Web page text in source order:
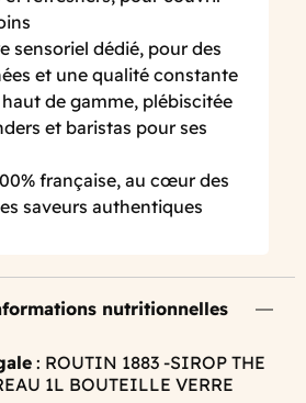
sensoriel dédié, pour des
et une qualité constante
haut de gamme, plébiscitée
et baristas pour ses
française, au cœur des
saveurs authentiques
nutritionnelles
: ROUTIN 1883 -SIROP THE
1L BOUTEILLE VERRE